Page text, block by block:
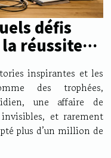
défis
réussite
inspirantes et les
des trophées,
une affaire de
et rarement
plus d’un million de